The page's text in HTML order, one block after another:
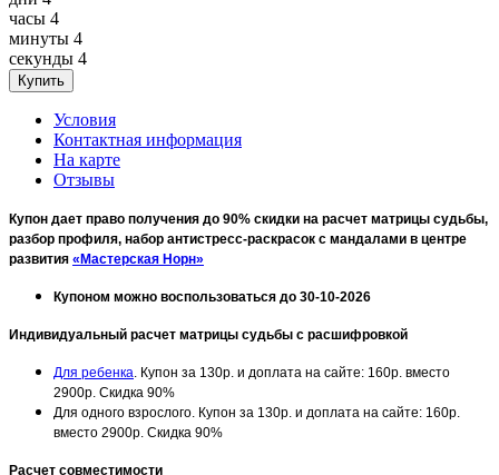
часы 4
минуты 4
секунды 4
Условия
Контактная информация
На карте
Отзывы
Купон дает право получения до 90% скидки на расчет матрицы судьбы,
разбор профиля, набор антистресс-раскрасок с мандалами в центре
развития «Мастерская Норн»
Купоном можно воспользоваться до 30-10-2026
Индивидуальный расчет матрицы судьбы с расшифровкой
Для ребенка. Купон за 130р. и доплата на сайте: 160р. вместо
2900р. Скидка 90%
Для одного взрослого. Купон за 130р. и доплата на сайте: 160р.
вместо 2900р. Скидка 90%
Расчет совместимости